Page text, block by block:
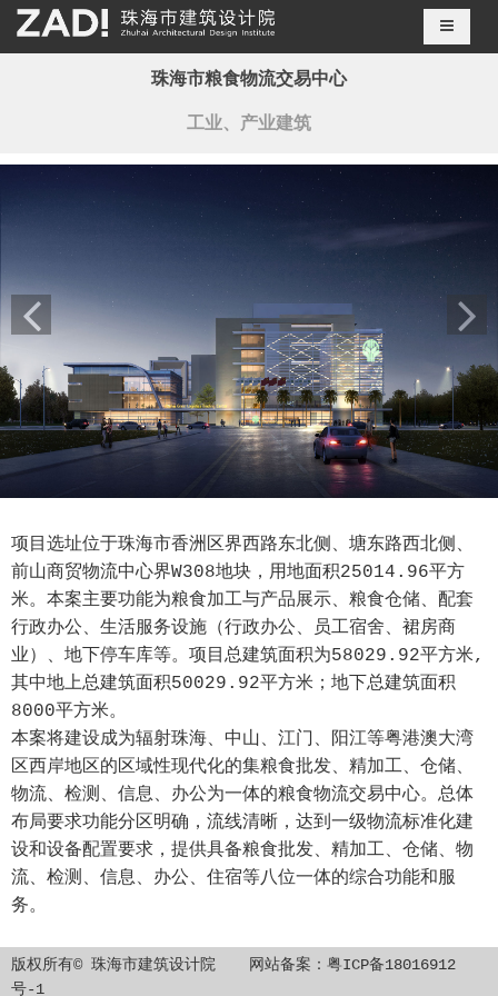
导航切
珠海市粮食物流交易中心
工业、产业建筑
项目选址位于珠海市香洲区界西路东北侧、塘东路西北侧、
前山商贸物流中心界W308地块，用地面积25014.96平方
米。本案主要功能为粮食加工与产品展示、粮食仓储、配套
行政办公、生活服务设施（行政办公、员工宿舍、裙房商
业）、地下停车库等。项目总建筑面积为58029.92平方米,
其中地上总建筑面积50029.92平方米；地下总建筑面积
8000平方米。
本案将建设成为辐射珠海、中山、江门、阳江等粤港澳大湾
区西岸地区的区域性现代化的集粮食批发、精加工、仓储、
物流、检测、信息、办公为一体的粮食物流交易中心。总体
布局要求功能分区明确，流线清晰，达到一级物流标准化建
设和设备配置要求，提供具备粮食批发、精加工、仓储、物
流、检测、信息、办公、住宿等八位一体的综合功能和服
务。
版权所有© 珠海市建筑设计院 网站备案： 粤ICP备18016912
号-1